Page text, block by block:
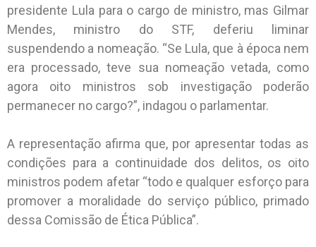
presidente Lula para o cargo de ministro, mas Gilmar
Mendes, ministro do STF, deferiu liminar
suspendendo a nomeação. “Se Lula, que à época nem
era processado, teve sua nomeação vetada, como
agora oito ministros sob investigação poderão
permanecer no cargo?”, indagou o parlamentar.
A representação afirma que, por apresentar todas as
condições para a continuidade dos delitos, os oito
ministros podem afetar “todo e qualquer esforço para
promover a moralidade do serviço público, primado
dessa Comissão de Ética Pública”.